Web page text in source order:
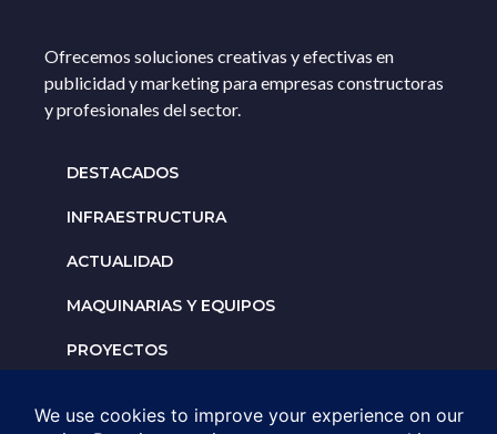
Ofrecemos soluciones creativas y efectivas en
publicidad y marketing para empresas constructoras
y profesionales del sector.
DESTACADOS
INFRAESTRUCTURA
ACTUALIDAD
MAQUINARIAS Y EQUIPOS
PROYECTOS